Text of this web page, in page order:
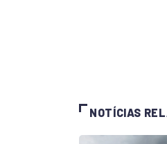
NOTÍCIAS